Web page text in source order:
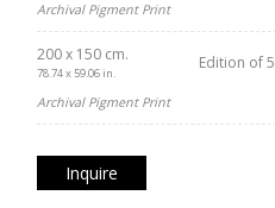
Archival Pigment Print
200 x 150 cm.
78.74 x 59.06 in.
Edition of 5
Archival Pigment Print
Inquire